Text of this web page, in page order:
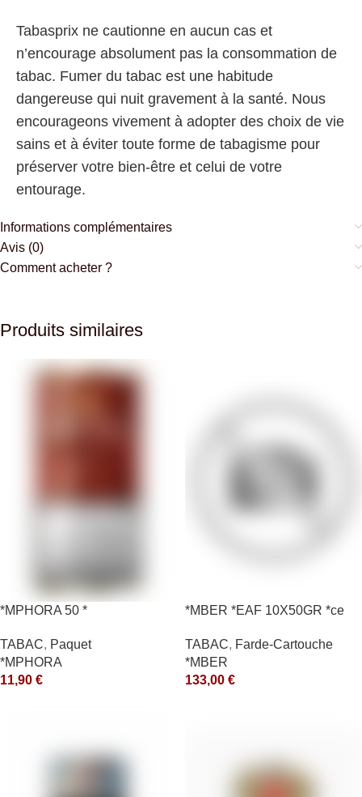
Tabasprix ne cautionne en aucun cas et
n’encourage absolument pas la consommation de
tabac. Fumer du tabac est une habitude
dangereuse qui nuit gravement à la santé. Nous
encourageons vivement à adopter des choix de vie
sains et à éviter toute forme de tabagisme pour
préserver votre bien-être et celui de votre
entourage.
Informations complémentaires
Avis (0)
Comment acheter ?
Produits similaires
*MPHORA 50 *
TABAC, Paquet
*MPHORA
11,90 €
*MBER *EAF 10X50GR *ce
TABAC, Farde-Cartouche
*MBER
133,00 €